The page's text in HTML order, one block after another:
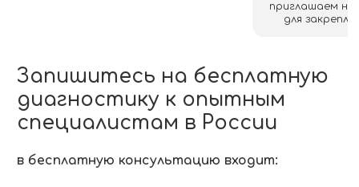
приглашаем
для
Запишитесь на бесплатную
диагностику к опытным
специалистам в России
в бесплатную консультацию входит: